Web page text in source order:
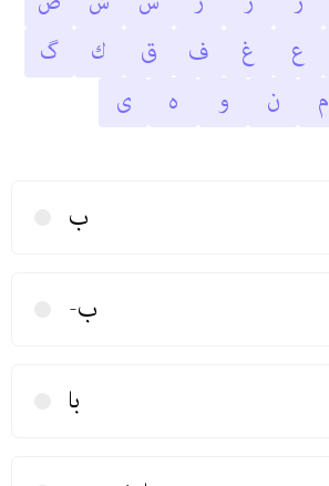
ع غ ف ق ك
گ
م ن و ه ى
ب
ب-
با